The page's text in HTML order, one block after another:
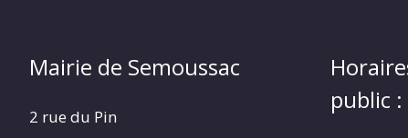
Mairie de Semoussac
2 rue du Pin
public :